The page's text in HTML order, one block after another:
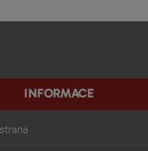
INFORMACE